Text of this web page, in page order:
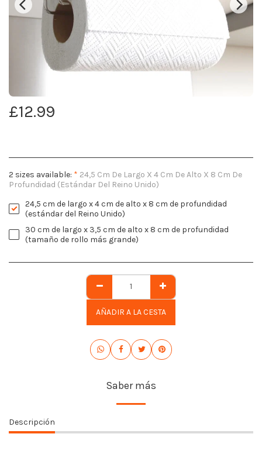
£12.99
2 sizes available: * 24,5 Cm De Largo X 4 Cm De Alto X 8 Cm De
Profundidad (estándar Del Reino Unido)
24,5 cm de largo x 4 cm de alto x 8 cm de profundidad
(estándar del Reino Unido)
30 cm de largo x 3,5 cm de alto x 8 cm de profundidad
(tamaño de rollo más grande)
AÑADIR A LA CESTA
Saber más
Descripción